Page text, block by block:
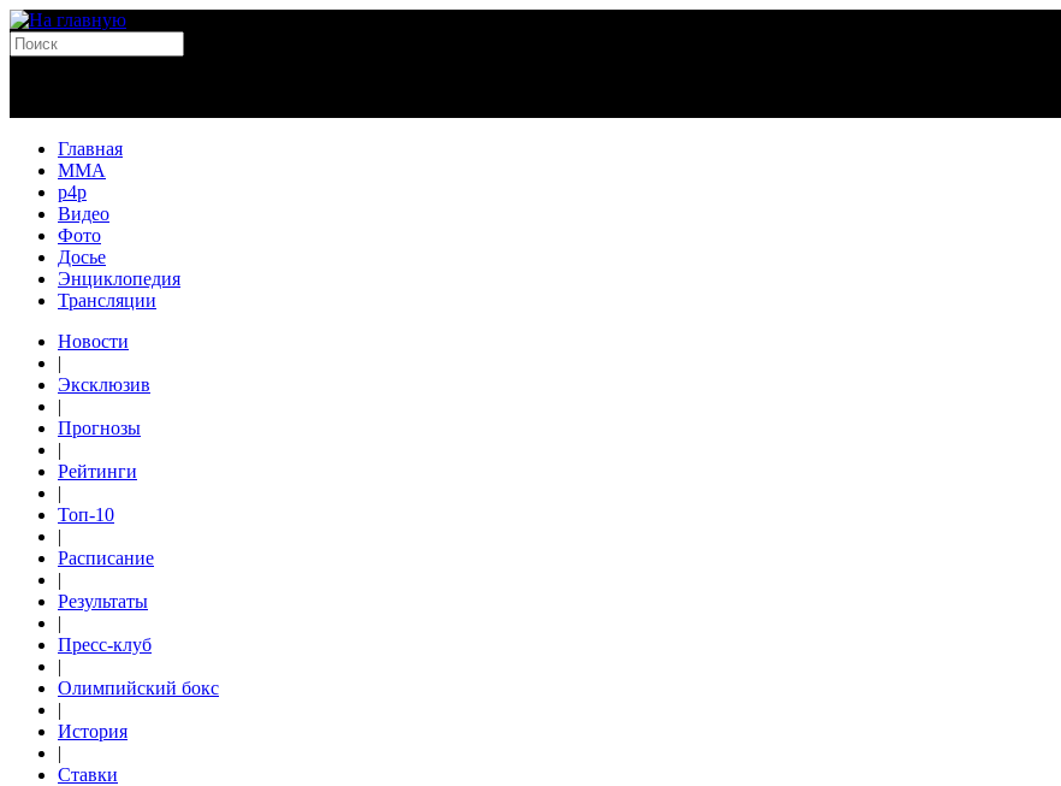
Главная
MMA
p4p
Видео
Фото
Досье
Энциклопедия
Трансляции
Новости
|
Эксклюзив
|
Прогнозы
|
Рейтинги
|
Топ-10
|
Расписание
|
Результаты
|
Пресс-клуб
|
Олимпийский бокс
|
История
|
Ставки